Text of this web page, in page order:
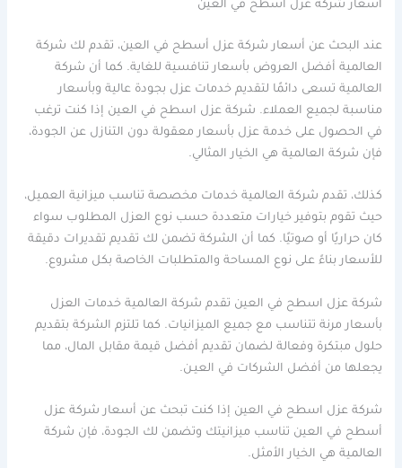
أسعار شركة عزل أسطح في العين
عند البحث عن أسعار شركة عزل أسطح في العين، تقدم لك شركة
العالمية أفضل العروض بأسعار تنافسية للغاية. كما أن شركة
العالمية تسعى دائمًا لتقديم خدمات عزل بجودة عالية وبأسعار
مناسبة لجميع العملاء. شركة عزل اسطح في العين إذا كنت ترغب
في الحصول على خدمة عزل بأسعار معقولة دون التنازل عن الجودة،
فإن شركة العالمية هي الخيار المثالي.
كذلك، تقدم شركة العالمية خدمات مخصصة تناسب ميزانية العميل،
حيث تقوم بتوفير خيارات متعددة حسب نوع العزل المطلوب سواء
كان حراريًا أو صوتيًا. كما أن الشركة تضمن لك تقديم تقديرات دقيقة
للأسعار بناءً على نوع المساحة والمتطلبات الخاصة بكل مشروع.
شركة عزل اسطح في العين تقدم شركة العالمية خدمات العزل
بأسعار مرنة تتناسب مع جميع الميزانيات. كما تلتزم الشركة بتقديم
حلول مبتكرة وفعالة لضمان تقديم أفضل قيمة مقابل المال، مما
يجعلها من أفضل الشركات في العيـن.
شركة عزل اسطح في العين إذا كنت تبحث عن أسعار شركة عزل
أسطح في العين تناسب ميزانيتك وتضمن لك الجودة، فإن شركة
العالمية هي الخيار الأمثل.